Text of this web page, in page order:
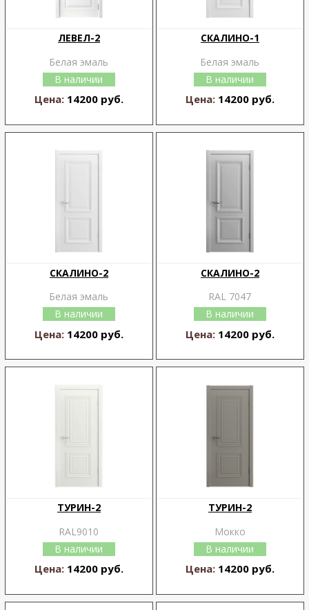
ЛЕВЕЛ-2
Белая эмаль
В наличии
Цена: 14200 руб.
СКАЛИНО-1
Белая эмаль
В наличии
Цена: 14200 руб.
СКАЛИНО-2
Белая эмаль
В наличии
Цена: 14200 руб.
СКАЛИНО-2
RAL 7047
В наличии
Цена: 14200 руб.
ТУРИН-2
RAL9010
В наличии
Цена: 14200 руб.
ТУРИН-2
Мокко
В наличии
Цена: 14200 руб.